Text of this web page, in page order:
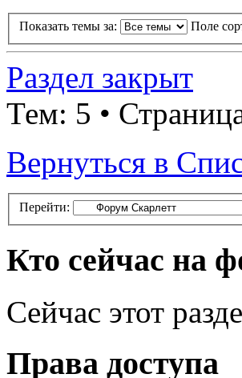
Показать темы за: Поле
Раздел закрыт
Тем: 5 •
Вернуться в
Перейти:
Кто сейчас на
Сейчас этот
Права доступа